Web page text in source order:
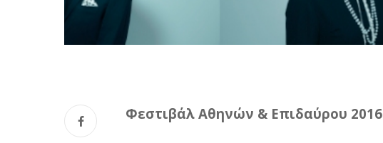
Φεστιβάλ Αθηνών & Επιδαύρου 2016